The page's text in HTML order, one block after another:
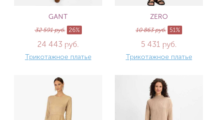
GANT
32 591 руб. 26%
24 443 руб.
Трикотажное платье
ZERO
10 863 руб. 51%
5 431 руб.
Трикотажное платье